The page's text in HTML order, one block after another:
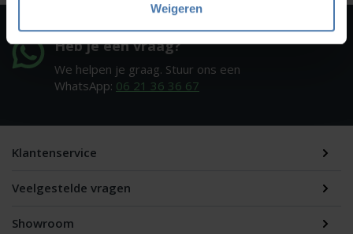
Weigeren
Heb je een vraag?
We helpen je graag. Stuur ons een
WhatsApp: 06 21 36 36 67
Klantenservice
Veelgestelde vragen
Showroom